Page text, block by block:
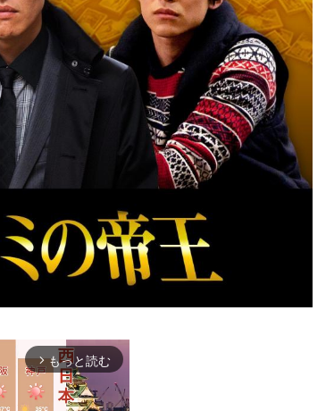
arrow_forward_ios もっと読む